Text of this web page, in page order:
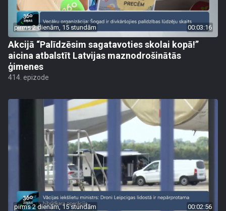
pirms 2 dienām, 15 stundām 00:03:16
Akcijā “Palīdzēsim sagatavoties skolai kopā!”
aicina atbalstīt Latvijas maznodrošinātās
ģimenes
414. epizode
pirms 2 dienām, 15 stundām 00:02:56